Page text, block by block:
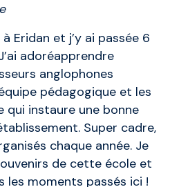
Eridan et j’y ai passée 6
adoréapprendre
anglophones
pédagogique et les
qui instaure une bonne
Super cadre,
chaque année. Je
de cette école et
les moments passés ici !